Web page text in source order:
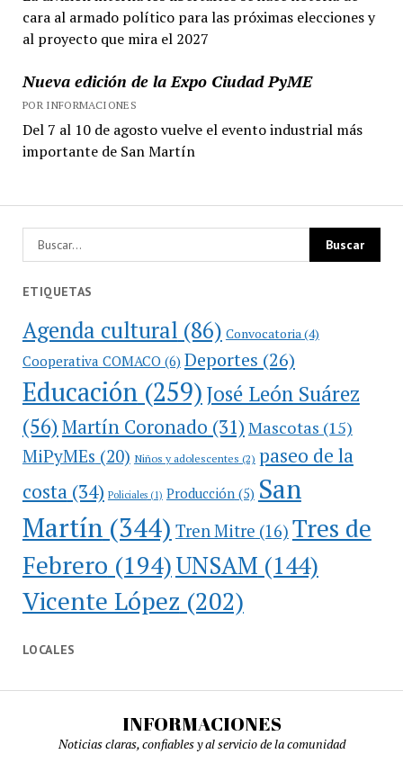
cara al armado político para las próximas elecciones y
al proyecto que mira el 2027
Nueva edición de la Expo Ciudad PyME
POR INFORMACIONES
Del 7 al 10 de agosto vuelve el evento industrial más
importante de San Martín
ETIQUETAS
Agenda cultural (86) Convocatoria (4)
Cooperativa COMACO(6) Deportes (26)
Educación(259)José León Suárez
(56)Martín Coronado (31) Mascotas (15)
MiPyMEs (20) Niños y adolescentes (2) paseo de la
costa(34) Policiales(1) Producción(5) San
Martín(344) Tren Mitre (16) Tres de
Febrero (194)UNSAM (144)
Vicente López (202)
LOCALES
INFORMACIONES
Noticias claras, confiables y al servicio de la comunidad